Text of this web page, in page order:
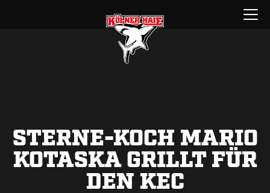
Menü
öffnen
STERNE-KOCH MARIO
KOTASKA GRILLT FÜR
DEN KEC